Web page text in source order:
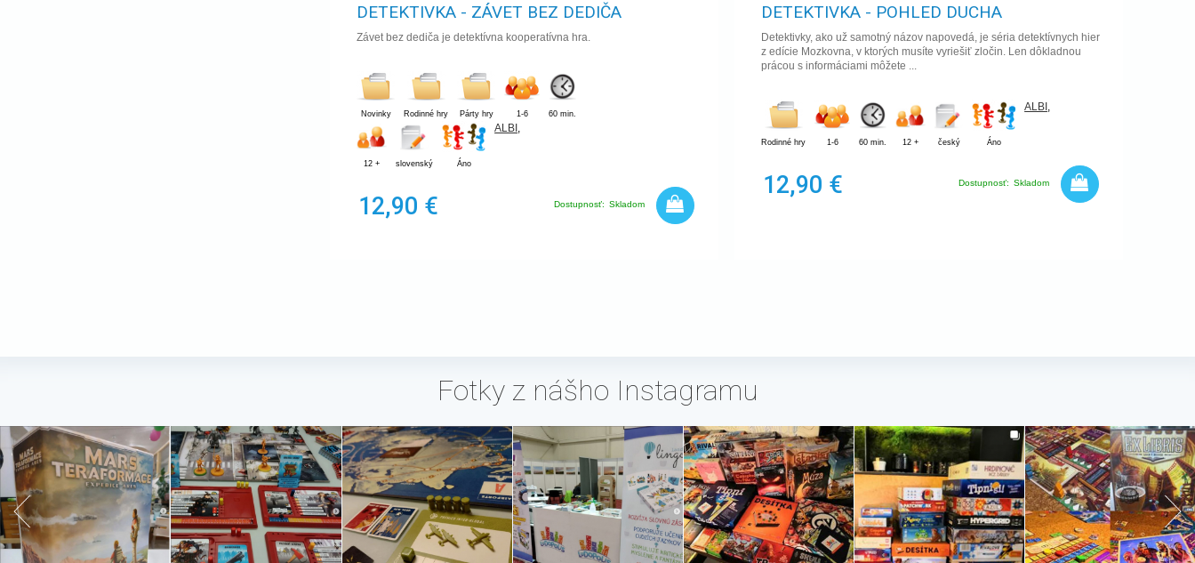
DETEKTIVKA - ZÁVET BEZ DEDIČA
Závet bez dediča je detektívna kooperatívna hra.
Novinky Rodinné hry Párty hry 1-6 60 min.
12 + slovenský Áno
ALBI
12,90 € Dostupnosť: Skladom
DETEKTIVKA - POHLED DUCHA
Detektivky, ako už samotný názov napovedá, je séria detektívnych hier
z edície Mozkovna, v ktorých musíte vyriešiť zločin. Len dôkladnou
prácou s informáciami môžete ...
Rodinné hry 1-6 60 min. 12 + český Áno
ALBI
12,90 € Dostupnosť: Skladom
Fotky z nášho Instagramu